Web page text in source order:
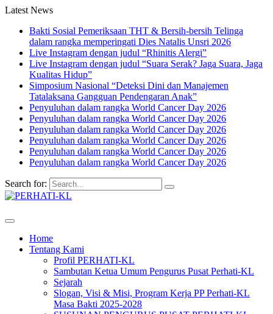
Latest News
Bakti Sosial Pemeriksaan THT & Bersih-bersih Telinga
dalam rangka memperingati Dies Natalis Unsri 2026
Live Instagram dengan judul “Rhinitis Alergi”
Live Instagram dengan judul “Suara Serak? Jaga Suara, Jaga
Kualitas Hidup”
Simposium Nasional “Deteksi Dini dan Manajemen
Tatalaksana Gangguan Pendengaran Anak”
Penyuluhan dalam rangka World Cancer Day 2026
Penyuluhan dalam rangka World Cancer Day 2026
Penyuluhan dalam rangka World Cancer Day 2026
Penyuluhan dalam rangka World Cancer Day 2026
Penyuluhan dalam rangka World Cancer Day 2026
Penyuluhan dalam rangka World Cancer Day 2026
Search for:
Home
Tentang Kami
Profil PERHATI-KL
Sambutan Ketua Umum Pengurus Pusat Perhati-KL
Sejarah
Slogan, Visi & Misi, Program Kerja PP Perhati-KL
Masa Bakti 2025-2028